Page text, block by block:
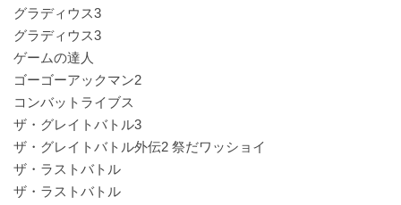
グラディウス3
グラディウス3
ゲームの達人
ゴーゴーアックマン2
コンバットライブス
ザ・グレイトバトル3
ザ・グレイトバトル外伝2 祭だワッショイ
ザ・ラストバトル
ザ・ラストバトル